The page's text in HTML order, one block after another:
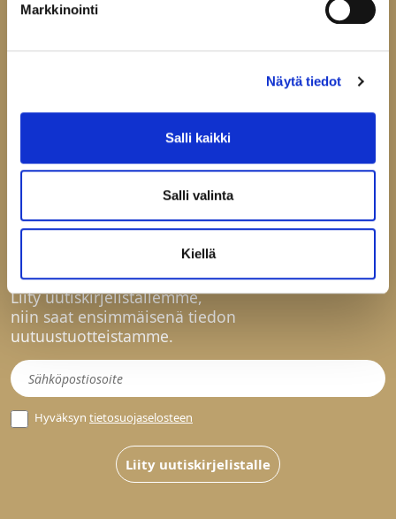
Markkinointi
Näytä tiedot
Salli kaikki
Salli valinta
Kiellä
fax 06-4144165
Tarkista ehdot
Palautukset ja reklamaatiot
Liity uutiskirjelistallemme,
niin saat ensimmäisenä tiedon
uutuustuotteistamme.
Uutiskirje
Hyväksyn tietosuojaselosteen
Liity uutiskirjelistalle